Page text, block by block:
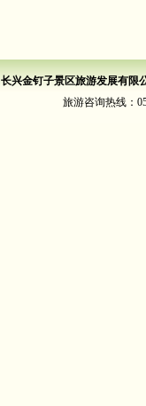
长兴金钉子景区旅游发展有限
旅游咨询热线：